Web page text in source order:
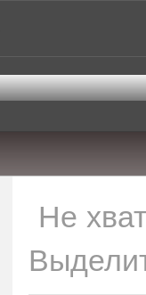
Не